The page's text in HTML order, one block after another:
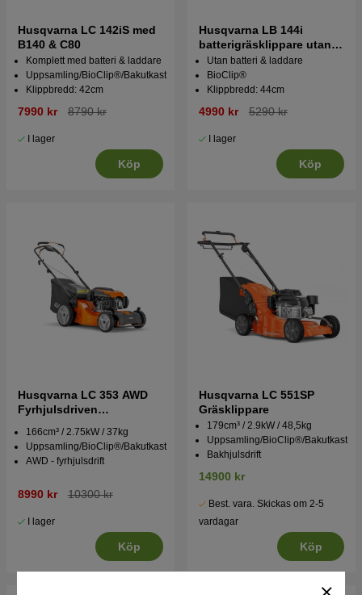
Husqvarna LC 142iS med
B140 & C80
Komplett med batteri & laddare
Uppsamling/BioClip®/Bakutkast
Klippbredd: 42cm
7990 kr 8790 kr
I lager
Köp
Husqvarna LB 144i
batterigräsklippare utan
batteri och laddare
Utan batteri & laddare
BioClip®
Klippbredd: 44cm
4990 kr 5290 kr
I lager
Köp
Husqvarna LC 353 AWD
Fyrhjulsdriven
166cm³ / 2.75kW / 37kg
Uppsamling/BioClip®/Bakutkast
AWD - fyrhjulsdrift
8990 kr 10300 kr
I lager
Köp
Husqvarna LC 551SP
Gräsklippare
179cm³ / 2.9kW / 48,5kg
Uppsamling/BioClip®/Bakutkast
Bakhjulsdrift
14900 kr
Best. vara. Skickas om 2-5
vardagar
Köp